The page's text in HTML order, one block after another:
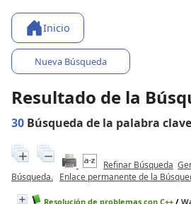
Inicio
Nueva Búsqueda
Resultado de la
30 Búsqueda de la palabra clave
Refinar Búsqueda
Búsqueda. Enlace permanente de la
Resolución de problemas con C++ /